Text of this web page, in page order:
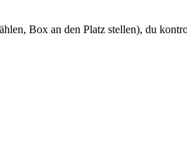
Box an den Platz stellen), du